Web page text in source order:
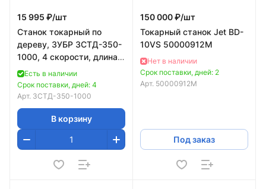
15 995 ₽/шт
Станок токарный по
дереву, ЗУБР ЗСТД-350-
1000, 4 скорости, длина
1000 мм, d 350 мм, 350
Вт
Есть в наличии
Срок поставки, дней: 4
Арт. ЗСТД-350-1000
В корзину
150 000 ₽/шт
Токарный станок Jet BD-
10VS 50000912M
Нет в наличии
Срок поставки, дней: 2
Арт. 50000912M
Под заказ